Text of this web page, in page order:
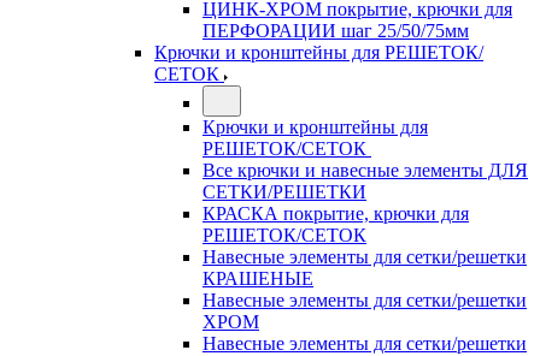
ЦИНК-ХРОМ покрытие, крючки для
ПЕРФОРАЦИИ шаг 25/50/75мм
Крючки и кронштейны для РЕШЕТОК/
СЕТОК
Крючки и кронштейны для
РЕШЕТОК/СЕТОК
Все крючки и навесные элементы ДЛЯ
СЕТКИ/РЕШЕТКИ
КРАСКА покрытие, крючки для
РЕШЕТОК/СЕТОК
Навесные элементы для сетки/решетки
КРАШЕНЫЕ
Навесные элементы для сетки/решетки
ХРОМ
Навесные элементы для сетки/решетки